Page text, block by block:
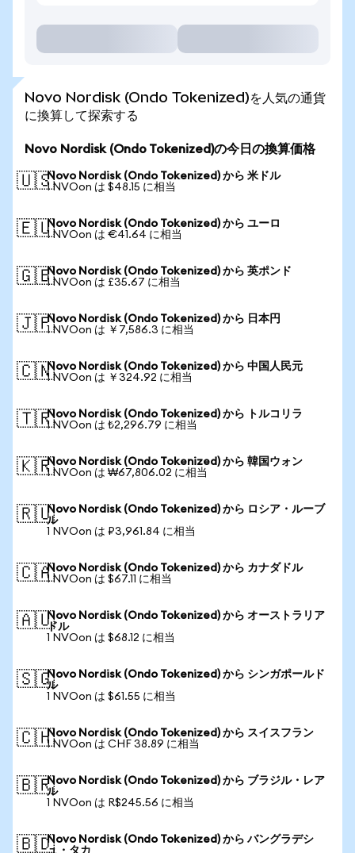
Novo Nordisk (Ondo Tokenized)を人気の通貨
に換算して探索する
Novo Nordisk (Ondo Tokenized)の今日の換算価格
🇺🇸Novo Nordisk (Ondo Tokenized) から 米ドル
1 NVOon は $48.15 に相当
🇪🇺Novo Nordisk (Ondo Tokenized) から ユーロ
1 NVOon は €41.64 に相当
🇬🇧Novo Nordisk (Ondo Tokenized) から 英ポンド
1 NVOon は £35.67 に相当
🇯🇵Novo Nordisk (Ondo Tokenized) から 日本円
1 NVOon は ￥7,586.3 に相当
🇨🇳Novo Nordisk (Ondo Tokenized) から 中国人民元
1 NVOon は ￥324.92 に相当
🇹🇷Novo Nordisk (Ondo Tokenized) から トルコリラ
1 NVOon は ₺2,296.79 に相当
🇰🇷Novo Nordisk (Ondo Tokenized) から 韓国ウォン
1 NVOon は ₩67,806.02 に相当
🇷🇺Novo Nordisk (Ondo Tokenized) から ロシア・ルーブ
ル
1 NVOon は ₽3,961.84 に相当
🇨🇦Novo Nordisk (Ondo Tokenized) から カナダドル
1 NVOon は $67.11 に相当
🇦🇺Novo Nordisk (Ondo Tokenized) から オーストラリア
ドル
1 NVOon は $68.12 に相当
🇸🇬Novo Nordisk (Ondo Tokenized) から シンガポールド
ル
1 NVOon は $61.55 に相当
🇨🇭Novo Nordisk (Ondo Tokenized) から スイスフラン
1 NVOon は CHF 38.89 に相当
🇧🇷Novo Nordisk (Ondo Tokenized) から ブラジル・レア
ル
1 NVOon は R$245.56 に相当
🇧🇩Novo Nordisk (Ondo Tokenized) から バングラデシ
ュ・タカ